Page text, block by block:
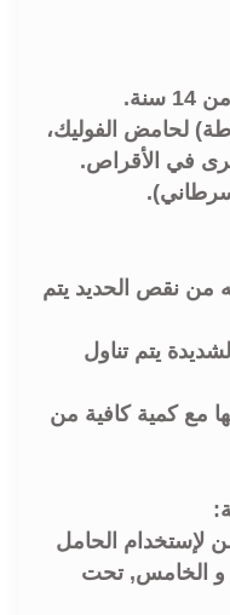
لحامض الفوليك،
في الأقراص.
من نقص الحديد يتم
يتم تناول
مع كمية كافية من
لإستخدام الحامل
و الخامس, تحت